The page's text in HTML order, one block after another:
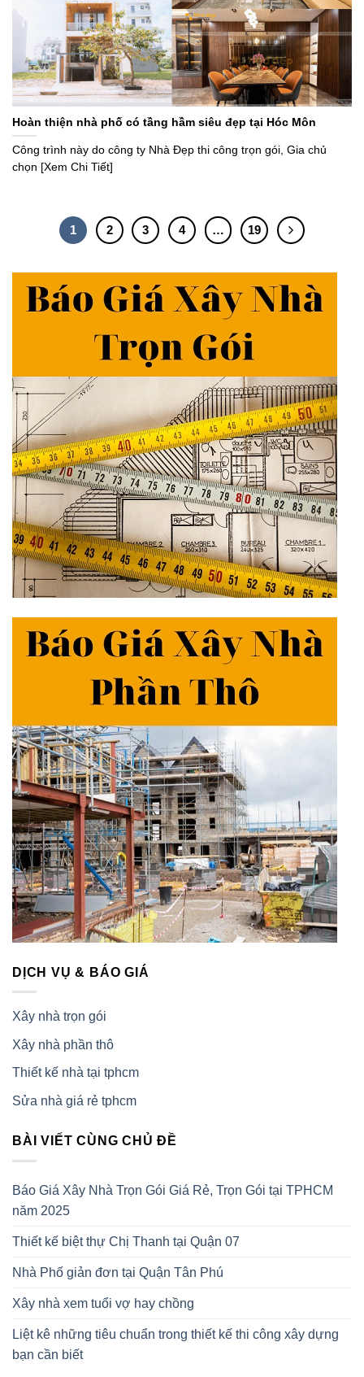
Hoàn thiện nhà phố có tầng hầm siêu đẹp tại Hóc Môn
Công trình này do công ty Nhà Đẹp thi công trọn gói, Gia chủ
chọn [Xem Chi Tiết]
1 2 3 4 … 19
DỊCH VỤ & BÁO GIÁ
Xây nhà trọn gói
Xây nhà phần thô
Thiết kế nhà tại tphcm
Sửa nhà giá rẻ tphcm
BÀI VIẾT CÙNG CHỦ ĐỀ
Báo Giá Xây Nhà Trọn Gói Giá Rẻ, Trọn Gói tại TPHCM
năm 2025
Thiết kế biệt thự Chị Thanh tại Quận 07
Nhà Phố giản đơn tại Quận Tân Phú
Xây nhà xem tuổi vợ hay chồng
Liệt kê những tiêu chuẩn trong thiết kế thi công xây dựng
bạn cần biết